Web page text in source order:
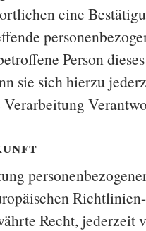
eine
Person
sie sich hierzu
Recht, jederzeit